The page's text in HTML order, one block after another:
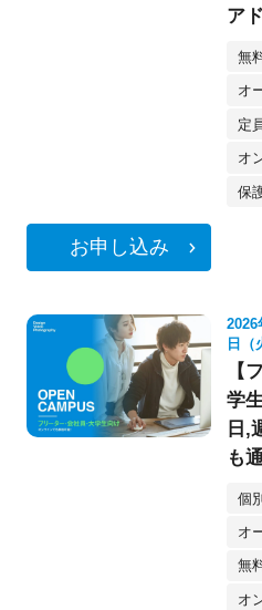
ア
よ
無
オ
定
オ
保
お申し込み
2026
日（
【
学
日,
も
加
個
オ
無
オ